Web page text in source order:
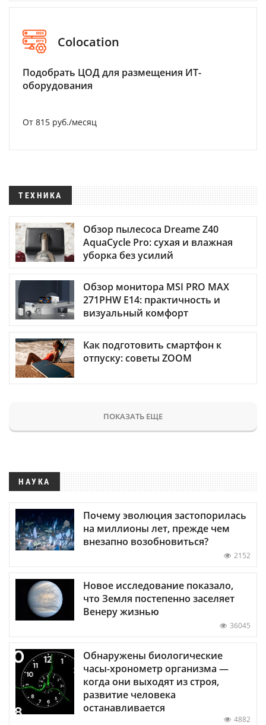
Colocation
Подобрать ЦОД для размещения ИТ-
оборудования
От 815 руб./месяц
ТЕХНИКА
Обзор пылесоса Dreame Z40
AquaCycle Pro: сухая и влажная
уборка без усилий
Обзор монитора MSI PRO MAX
271PHW E14: практичность и
визуальный комфорт
Как подготовить смартфон к
отпуску: советы ZOOM
ПОКАЗАТЬ ЕЩЕ
НАУКА
Почему эволюция застопорилась
на миллионы лет, прежде чем
внезапно возобновиться?
2152
Новое исследование показало,
что Земля постепенно заселяет
Венеру жизнью
36045
Обнаружены биологические
часы-хронометр организма —
когда они выходят из строя,
развитие человека
останавливается
4882